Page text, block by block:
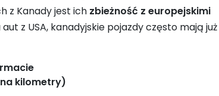
z Kanady jest ich zbieżność z europejskimi
z USA, kanadyjskie pojazdy często mają już
kilometry)